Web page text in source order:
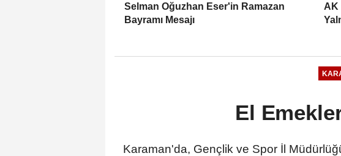
Selman Oğuzhan Eser'in Ramazan
Bayramı Mesajı
AK
El
Karaman'da, Gençlik ve Spor İl